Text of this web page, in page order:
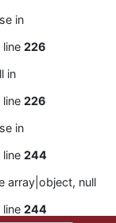
in
line 226
in
line 226
in
line 244
array|object, null
line 244